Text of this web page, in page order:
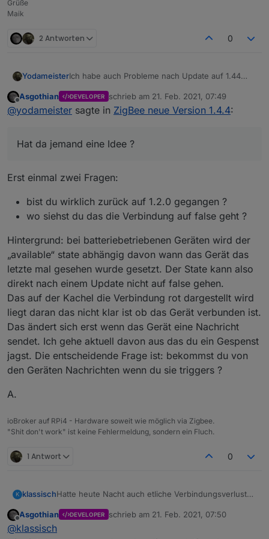
Grüße
Maik
2 Antworten 0
YodameisterIch habe auch Probleme nach Update auf 1.44
die meisten Geräte Xiaomi Aqara , Miijja
Nach dem Update gingen 4 ( ! ) Geräte in der
Verbindung auf false. Alles Geräte die vorher
Öffnungssensor ) .
Geräte wird korrekt erkannt , geht aber sofort auf
Nach vielen Versuchen habe ich den Adapter
Offline
Asgothian DEVELOPER schrieb am 21. Feb. 2021, 07:49
zuletzt editiert von
@yodameister sagte in ZigBee neue Version 1.4.4:
Hat da jemand eine Idee ?
Erst einmal zwei Fragen:
bist du wirklich zurück auf 1.2.0 gegangen ?
wo siehst du das die Verbindung auf false geht ?
Hintergrund: bei batteriebetriebenen Geräten wird der
„available“ state abhängig davon wann das Gerät das
letzte mal gesehen wurde gesetzt. Der State kann also
direkt nach einem Update nicht auf false gehen.
Das auf der Kachel die Verbindung rot dargestellt wird
liegt daran das nicht klar ist ob das Gerät verbunden ist.
Das ändert sich erst wenn das Gerät eine Nachricht
sendet. Ich gehe aktuell davon aus das du ein Gespenst
jagst. Die entscheidende Frage ist: bekommst du von
den Geräten Nachrichten wenn du sie triggers ?
A.
ioBroker auf RPi4 - Hardware soweit wie möglich via Zigbee.
"Shit don't work" ist keine Fehlermeldung, sondern ein Fluch.
1 Antwort 0
K klassischHatte heute Nacht auch etliche Verbindungsverluste
hängt.
Begann wohl gestern Nacht
zigbee.0	2021-02-20 21:34:16.038	info
zigbee.0	2021-02-20 21:34:14.443	info
Offline
Asgothian DEVELOPER schrieb am 21. Feb. 2021, 07:50
zuletzt editiert von
@klassisch